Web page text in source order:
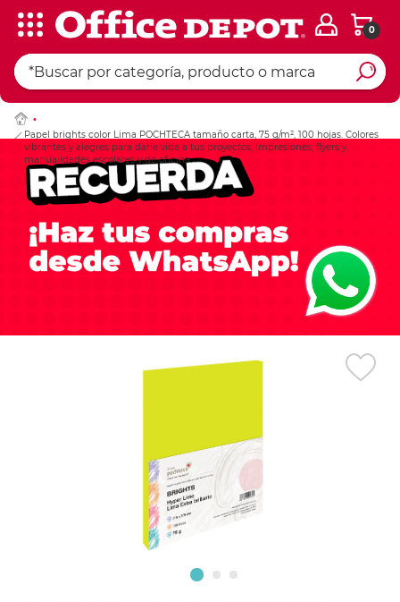
0
Papel brights color Lima POCHTECA tamaño carta, 75 g/m², 100 hojas. Colores
vibrantes y alegres para darle vida a tus proyectos, impresiones, flyers y
manualidades escolares y de oficina.
Ingresar Codigo